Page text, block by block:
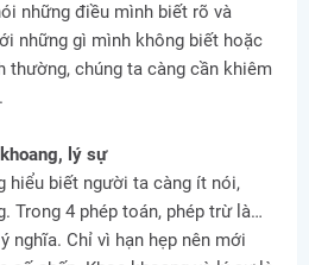
những điều mình biết rõ và
những gì mình không biết hoặc
thường, chúng ta càng cần khiêm
lý sự
hiểu biết người ta càng ít nói,
Trong 4 phép toán, phép trừ là…
nghĩa. Chỉ vì hạn hẹp nên mới